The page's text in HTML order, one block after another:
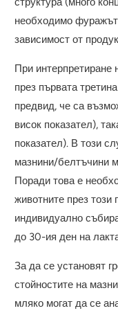
необходимо
зависимост от
При интерпретиране
през първата
предвид, че са
висок показател),
показател). В този
мазнини/белтъчини
Поради това е
животните през
индивидуално
до 30-ия ден на
За да се установят
стойностите на
мляко могат да се